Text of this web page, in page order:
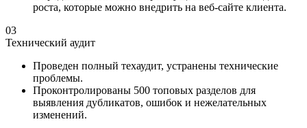
роста, которые можно внедрить на веб-сайте клиента.
03
Технический аудит
Проведен полный техаудит, устранены технические
проблемы.
Проконтролированы 500 топовых разделов для
выявления дубликатов, ошибок и нежелательных
изменений.